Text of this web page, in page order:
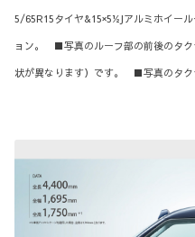
5/65R15タイヤ&15×5½Jアルミホイー
ョン。 ■写真のルーフ部の前後のタク
状が異なります）です。 ■写真のタク